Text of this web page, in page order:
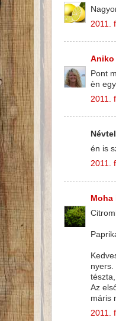
2011.
Aniko
Pont
èn
2011.
én is
2011.
Moha
nyers.
Az
máris
2011.